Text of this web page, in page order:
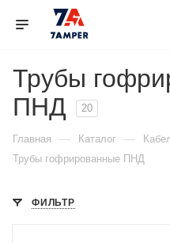
Трубы
ПНД
20
Главная — Каталог —
Трубы гофрированные ПНД
ФИЛЬТР